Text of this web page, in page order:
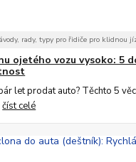
rady, typy pro řidiče pro klidnou
ojetého vozu vysoko: 5
let prodat auto? Těchto 5
číst celé